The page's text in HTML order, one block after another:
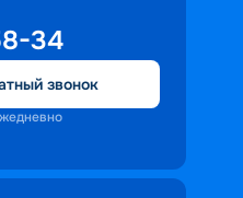
34
звонок